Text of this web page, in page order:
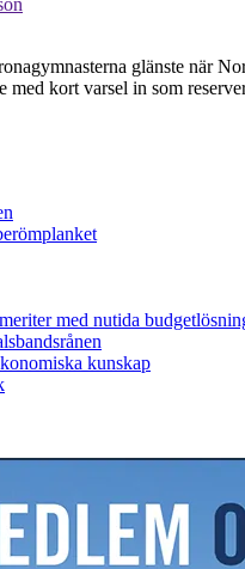
glänste när
kort varsel in som
planket
med nutida
kunskap